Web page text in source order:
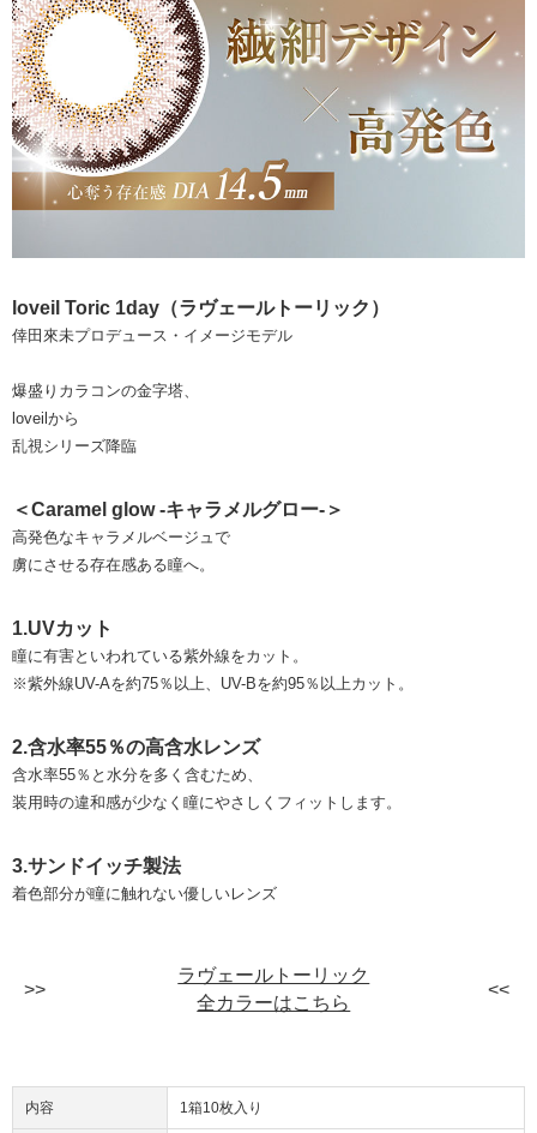
loveil Toric 1day（ラヴェールトーリック）
倖田來未プロデュース・イメージモデル
爆盛りカラコンの金字塔、
loveilから
乱視シリーズ降臨
＜Caramel glow -キャラメルグロー-＞
高発色なキャラメルベージュで
虜にさせる存在感ある瞳へ。
1.UVカット
瞳に有害といわれている紫外線をカット。
※紫外線UV-Aを約75％以上、UV-Bを約95％以上カット。
2.含水率55％の高含水レンズ
含水率55％と水分を多く含むため、
装用時の違和感が少なく瞳にやさしくフィットします。
3.サンドイッチ製法
着色部分が瞳に触れない優しいレンズ
ラヴェールトーリック
全カラーはこちら
内容 1箱10枚入り